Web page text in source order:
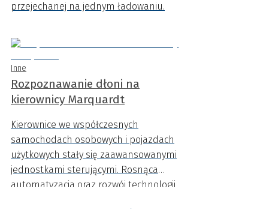
przejechanej na jednym ładowaniu.
Inne
Rozpoznawanie dłoni na
kierownicy Marquardt
Kierownice we współczesnych
samochodach osobowych i pojazdach
użytkowych stały się zaawansowanymi
jednostkami sterującymi. Rosnąca
automatyzacja oraz rozwój technologii